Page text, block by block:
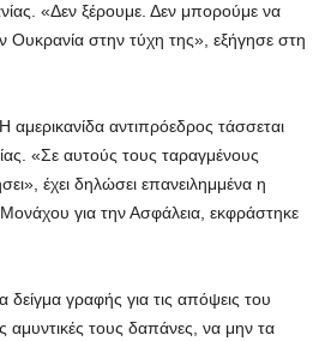
«Δεν ξέρουμε. Δεν μπορούμε να
Ουκρανία στην τύχη της», εξήγησε στη
αντιπρόεδρος τάσσεται
«Σε αυτούς τους ταραγμένους
έχει δηλώσει επανειλημμένα η
για την Ασφάλεια, εκφράστηκε
γραφής για τις απόψεις του
αμυντικές τους δαπάνες, να μην τα